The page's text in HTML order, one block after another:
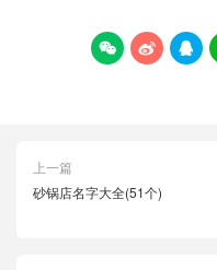
  
上一篇
砂锅店名字大全(51个)